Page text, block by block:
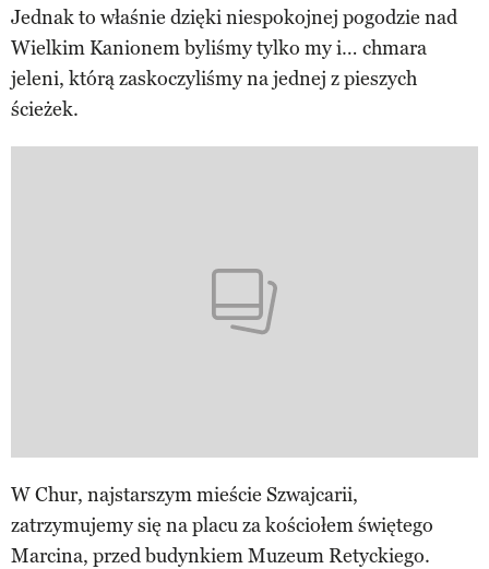
Jednak to właśnie dzięki niespokojnej pogodzie nad
Wielkim Kanionem byliśmy tylko my i… chmara
jeleni, którą zaskoczyliśmy na jednej z pieszych
ścieżek.
W Chur, najstarszym mieście Szwajcarii,
zatrzymujemy się na placu za kościołem świętego
Marcina, przed budynkiem Muzeum Retyckiego.